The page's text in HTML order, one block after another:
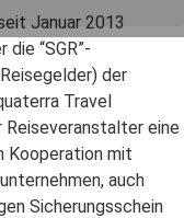
Januar 2013
“SGR”-
der
Travel
eine
Kooperation mit
auch
Sicherungsschein